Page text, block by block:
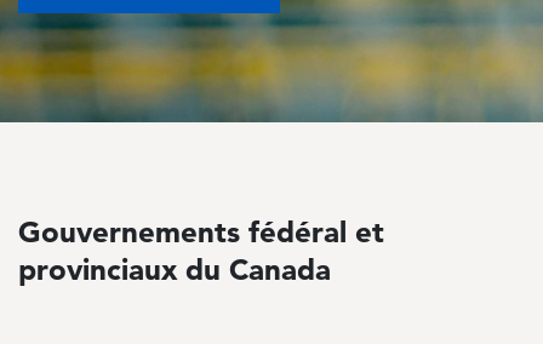
Gouvernements fédéral et
provinciaux du Canada